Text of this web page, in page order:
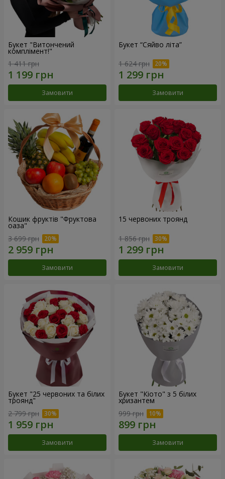
Букет "Витончений
комплімент!"
1 411 грн
Замовити
Букет “Сяйво літа”
1 624 грн
Замовити
Кошик фруктів "Фруктова
оаза"
3 699 грн
Замовити
15 червоних троянд
1 856 грн
Замовити
Букет "25 червоних та білих
троянд"
2 799 грн
Замовити
Букет "Кіото" з 5 білих
хризантем
999 грн
Замовити